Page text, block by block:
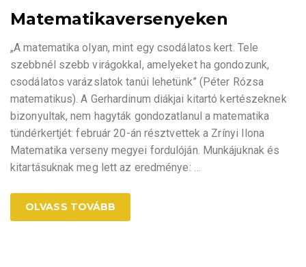
Matematikaversenyeken
„A matematika olyan, mint egy csodálatos kert. Tele
szebbnél szebb virágokkal, amelyeket ha gondozunk,
csodálatos varázslatok tanúi lehetünk” (Péter Rózsa
matematikus). A Gerhardinum diákjai kitartó kertészeknek
bizonyultak, nem hagyták gondozatlanul a matematika
tündérkertjét: február 20-án résztvettek a Zrínyi Ilona
Matematika verseny megyei fordulóján. Munkájuknak és
kitartásuknak meg lett az eredménye:
OLVASS TOVÁBB